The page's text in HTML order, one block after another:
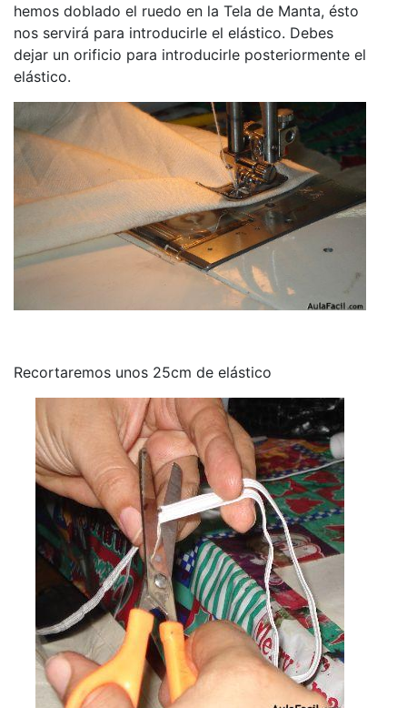
hemos doblado el ruedo en la Tela de Manta, ésto
nos servirá para introducirle el elástico. Debes
dejar un orificio para introducirle posteriormente el
elástico.
Recortaremos unos 25cm de elástico